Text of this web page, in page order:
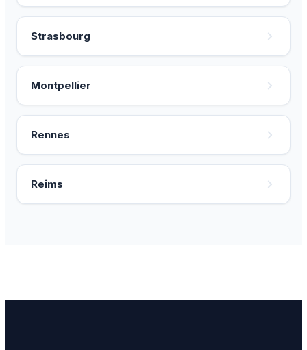
Strasbourg
Montpellier
Rennes
Reims